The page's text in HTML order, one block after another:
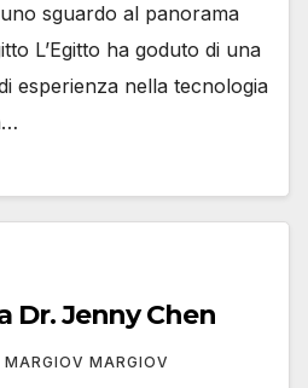
sguardo al panorama
L’Egitto ha goduto di una
esperienza nella tecnologia
Dr. Jenny Chen
MARGIOV MARGIOV